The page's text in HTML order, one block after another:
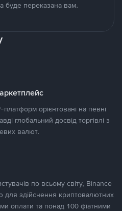
буде переказана вам.
орієнтовані на певні
глобальний досвід торгівлі з
валют.
по всьому світу, Binance
здійснення криптовалютних
оплати та понад 100 фіатними